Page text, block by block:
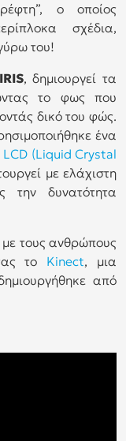
ο οποίος
σχέδια,
του!
IRIS, δημιουργεί τα
το φως που
δικό του φώς.
ένα
LCD (Liquid Crystal
με ελάχιστη
την δυνατότητα
τους ανθρώπους
το Kinect, μια
από